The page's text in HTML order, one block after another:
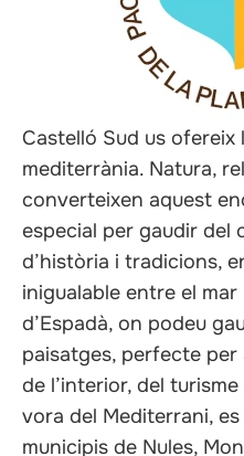
Castelló Sud us ofereix
mediterrània. Natura,
converteixen aquest
especial per gaudir del
d’història i tradicions,
inigualable entre el
d’Espadà, on podeu
paisatges, perfecte
de l’interior, del
vora del Mediterrani,
municipis de Nules,